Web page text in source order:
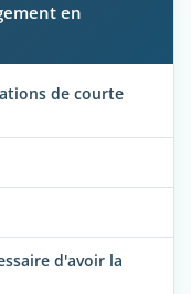
en
de courte
d'avoir la